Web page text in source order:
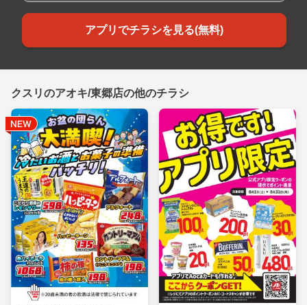
アプリでチラシを見る(無料)
クスリのアオキ/東郷店の他のチラシ